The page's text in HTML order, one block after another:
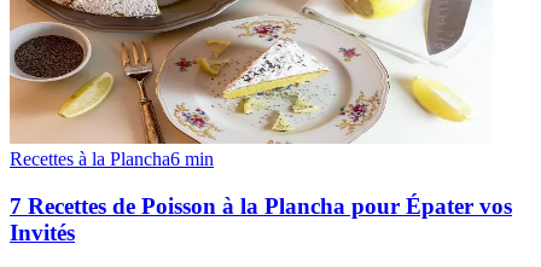
Recettes à la Plancha6 min
7 Recettes de Poisson à la Plancha pour Épater vos
Invités